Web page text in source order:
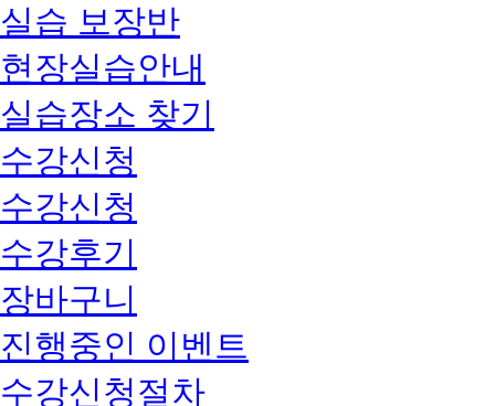
실습 보장반
현장실습안내
실습장소 찾기
수강신청
수강신청
수강후기
장바구니
진행중인 이벤트
수강신청절차